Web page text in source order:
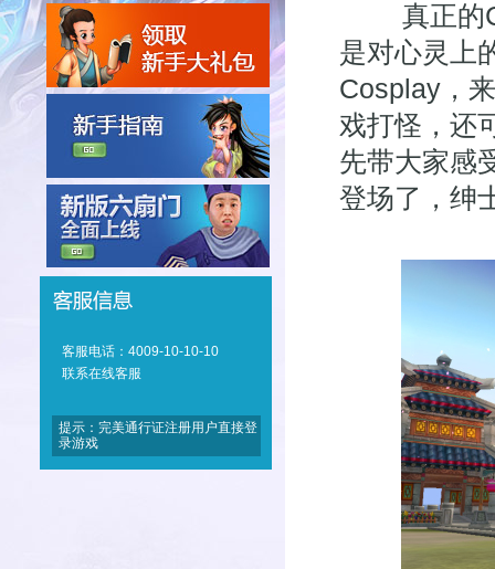
客服电话：4009-10-10-10
联系在线客服
提示：完美通行证注册用户直接登
录游戏
真正的
是对心灵上
Cosplay，
戏打怪，还
先带大家感
登场了，绅